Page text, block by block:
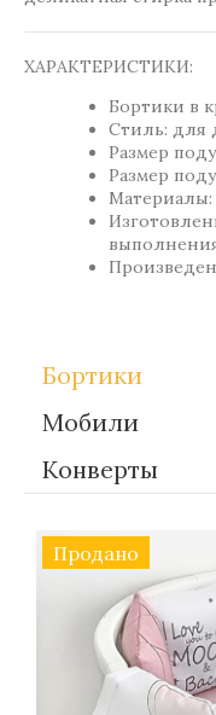
ХАРАКТЕРИСТИКИ:
Бортики в
Стиль: для
Размер
Размер
Материалы:
Бортики
Мобили
Конверты
Продано